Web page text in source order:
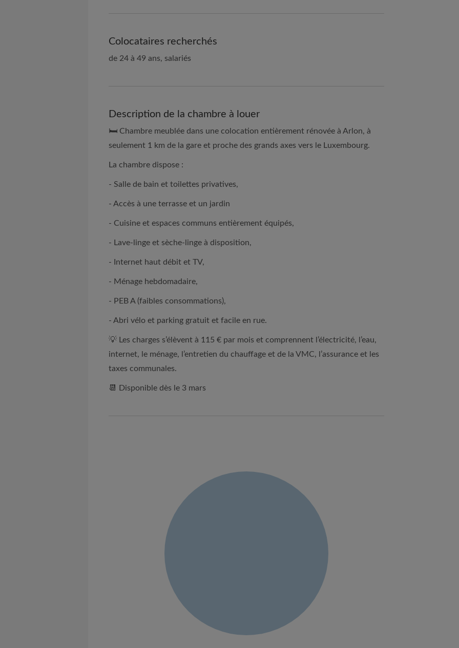
Colocataires recherchés
de 24 à 49 ans, salariés
Description de la chambre à louer
🛏️ Chambre meublée dans une colocation entièrement rénovée à Arlon, à
seulement 1 km de la gare et proche des grands axes vers le Luxembourg.
La chambre dispose :
- Salle de bain et toilettes privatives,
- Accès à une terrasse et un jardin
- Cuisine et espaces communs entièrement équipés,
- Lave-linge et sèche-linge à disposition,
- Internet haut débit et TV,
- Ménage hebdomadaire,
- PEB A (faibles consommations),
- Abri vélo et parking gratuit et facile en rue.
💡 Les charges s’élèvent à 115 € par mois et comprennent l’électricité, l’eau,
internet, le ménage, l’entretien du chauffage et de la VMC, l’assurance et les
taxes communales.
📆 Disponible dès le 3 mars